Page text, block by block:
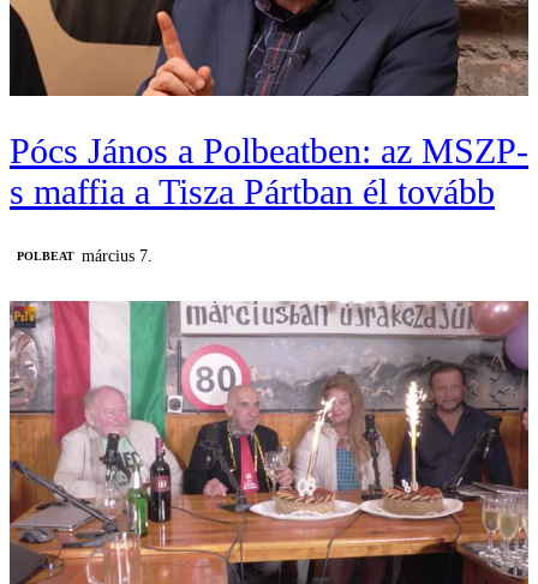
Pócs János a Polbeatben: az MSZP-
s maffia a Tisza Pártban él tovább
‎POLBEAT március 7.